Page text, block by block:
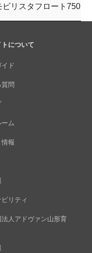
ビリスタフロート750
について
ド
問
ーム
報
リティ
人アドヴァン山形育